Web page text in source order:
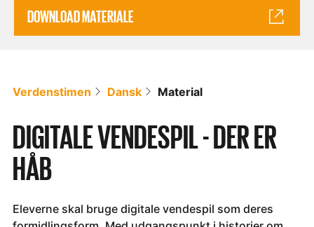
DOWNLOAD MATERIALE
Verdenstimen Dansk Material
DIGITALE VENDESPIL - DER ER
HÅB
Eleverne skal bruge digitale vendespil som deres